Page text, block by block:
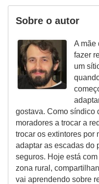
Sobre o autor
A mãe
fazer
um
gostava. Como síndico
moradores a trocar a
trocar os extintores por
adaptar as escadas do
seguros. Hoje está
zona rural,
vai aprendendo sobre